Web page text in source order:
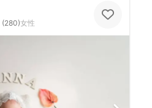
(280)女性